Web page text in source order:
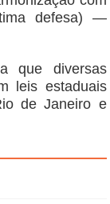
defesa) —
que diversas
leis estaduais
de Janeiro e